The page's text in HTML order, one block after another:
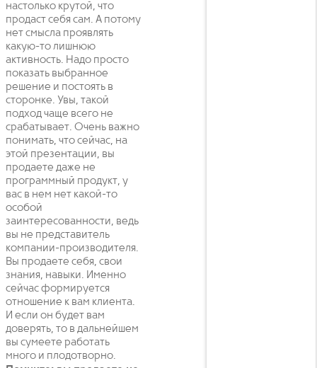
настолько крутой, что
продаст себя сам. А потому
нет смысла проявлять
какую-то лишнюю
активность. Надо просто
показать выбранное
решение и постоять в
сторонке. Увы, такой
подход чаще всего не
срабатывает. Очень важно
понимать, что сейчас, на
этой презентации, вы
продаете даже не
программный продукт, у
вас в нем нет какой-то
особой
заинтересованности, ведь
вы не представитель
компании-производителя.
Вы продаете себя, свои
знания, навыки. Именно
сейчас формируется
отношение к вам клиента.
И если он будет вам
доверять, то в дальнейшем
вы сумеете работать
много и плодотворно.